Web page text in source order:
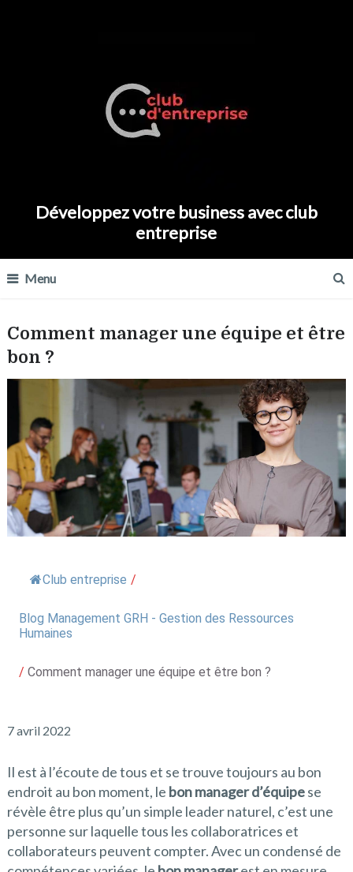
Développez votre business avec club
entreprise
Menu
Comment manager une équipe et être
bon ?
Club entreprise /
Blog Management GRH - Gestion des Ressources
Humaines
/ Comment manager une équipe et être bon ?
7 avril 2022
Il est à l’écoute de tous et se trouve toujours au bon
endroit au bon moment, le bon manager d’équipese
révèle être plus qu’un simple leader naturel, c’est une
personne sur laquelle tous les collaboratrices et
collaborateurs peuvent compter. Avec un condensé de